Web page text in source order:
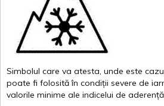
Simbolul care va atesta, unde este
poate fi folosită în condiții severe de
valorile minime ale indicelui de aderență